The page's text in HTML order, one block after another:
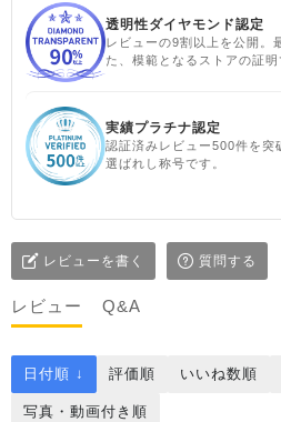
透明性ダイヤモンド認定
レビューの9割以上を公開。
た、模範となるストアの証明
実績プラチナ認定
認証済みレビュー500件を突
選ばれし称号です。
レビューを書く 質問する
レビュー Q&A
日付順 ↓ 評価順 いいね数順
写真・動画付き順